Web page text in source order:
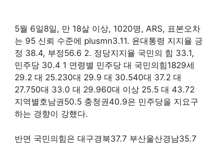
5월 6일8일, 만 18살 이상, 1020명, ARS, 표본오차
는 95 신뢰 수준에 plusmn3.11. 윤대통령 지지율 긍
정 38.4, 부정56.6 2. 정당지지율 국민의 힘 33.1,
민주당 30.4 1 연령별 민주당 대 국민의힘1829세
29.2 대 25.230대 29.9 대 30.540대 37.2 대
27.750대 33.0 대 29.960대 이상 25.5 대 43.72
지역별호남권50.5 충청권40.9은 민주당을 지요구
하는 경향이 강했다.
반면 국민의힘은 대구경북37.7 부산울산경남35.7